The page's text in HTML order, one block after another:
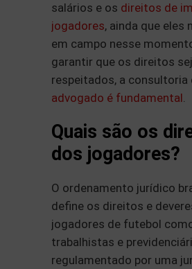
salários e os direitos de
jogadores, ainda que eles
em campo nesse
garantir que os direitos
respeitados, a consultoria
advogado é fundamental.
Quais são os
dos jogadores?
O ordenamento jurídico
define os direitos e
jogadores de futebol
trabalhistas e
regulamentado por uma